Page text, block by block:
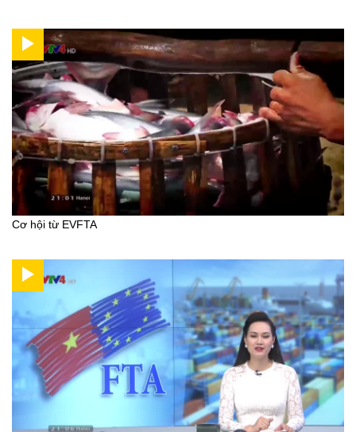
Cơ hội từ EVFTA